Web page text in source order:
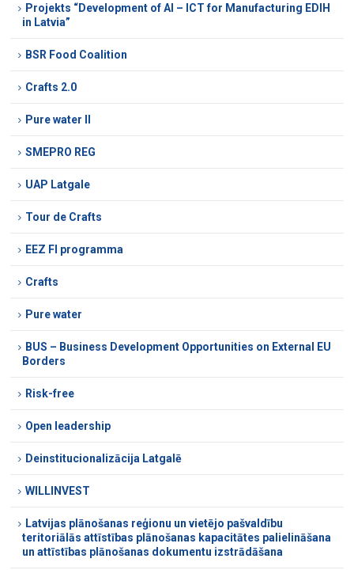
Projekts “Development of AI – ICT for Manufacturing EDIH
in Latvia”
BSR Food Coalition
Crafts 2.0
Pure water II
SMEPRO REG
UAP Latgale
Tour de Crafts
EEZ FI programma
Crafts
Pure water
BUS – Business Development Opportunities on External EU
Borders
Risk-free
Open leadership
Deinstitucionalizācija Latgalē
WILLINVEST
Latvijas plānošanas reģionu un vietējo pašvaldību
teritoriālās attīstības plānošanas kapacitātes palielināšana
un attīstības plānošanas dokumentu izstrādāšana